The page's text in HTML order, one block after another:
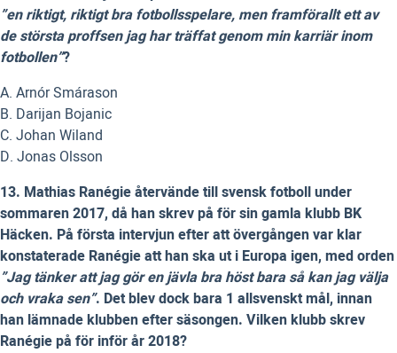
”en riktigt, riktigt bra fotbollsspelare, men framförallt ett av
de största proffsen jag har träffat genom min karriär inom
fotbollen”?
A. Arnór Smárason
B. Darijan Bojanic
C. Johan Wiland
D. Jonas Olsson
13. Mathias Ranégie återvände till svensk fotboll under
sommaren 2017, då han skrev på för sin gamla klubb BK
Häcken. På första intervjun efter att övergången var klar
konstaterade Ranégie att han ska ut i Europa igen, med orden
”Jag tänker att jag gör en jävla bra höst bara så kan jag välja
och vraka sen”. Det blev dock bara 1 allsvenskt mål, innan
han lämnade klubben efter säsongen. Vilken klubb skrev
Ranégie på för inför år 2018?